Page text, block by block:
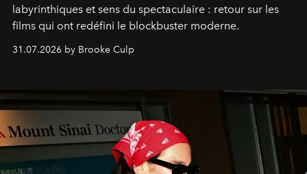
labyrinthiques et sens du spectaculaire : retour sur les
films qui ont redéfini le blockbuster moderne.
31.07.2026 by Brooke Culp